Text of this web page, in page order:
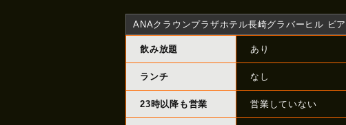
ANAクラウンプラザホテル長崎グラバーヒル ビ
飲み放題 あり
ランチ なし
23時以降も営業 営業していない